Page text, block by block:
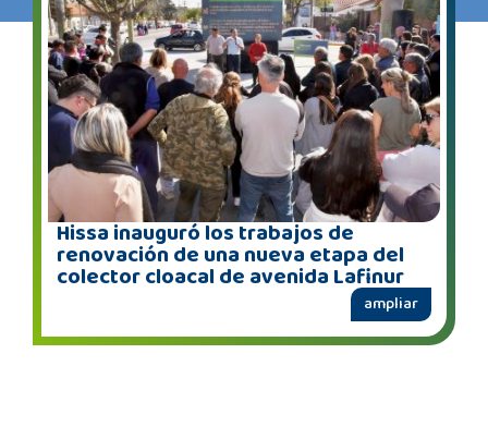
Hissa inauguró los trabajos de
renovación de una nueva etapa del
colector cloacal de avenida Lafinur
ampliar